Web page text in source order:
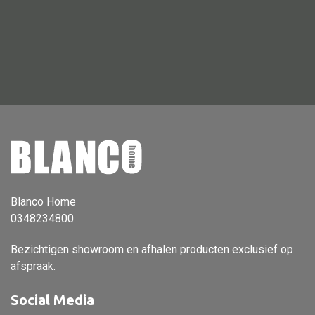
Vloerlamp
Wandlamp
Lampenkappen
Alle deco
Vaas
Blanco Home
0348234800
Bezichtigen showroom en afhalen producten exclusief op
afspraak.
Social Media